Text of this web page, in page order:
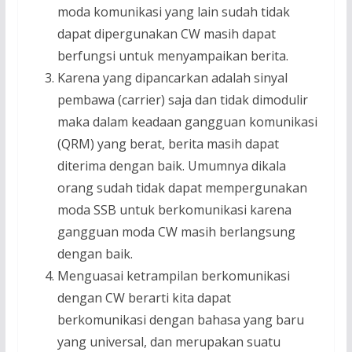
moda komunikasi yang lain sudah tidak
dapat dipergunakan CW masih dapat
berfungsi untuk menyampaikan berita.
Karena yang dipancarkan adalah sinyal
pembawa (carrier) saja dan tidak dimodulir
maka dalam keadaan gangguan komunikasi
(QRM) yang berat, berita masih dapat
diterima dengan baik. Umumnya dikala
orang sudah tidak dapat mempergunakan
moda SSB untuk berkomunikasi karena
gangguan moda CW masih berlangsung
dengan baik.
Menguasai ketrampilan berkomunikasi
dengan CW berarti kita dapat
berkomunikasi dengan bahasa yang baru
yang universal, dan merupakan suatu